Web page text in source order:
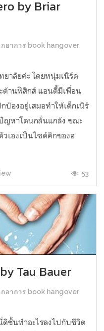
by Briar
อาการ book hangover
ยาลัยค่ะ โดยหนุ่มเนิร์ด
ด้านฟิสิกส์ แอนดี้มีเพื่อน
องอยู่เสมอทำให้เด็กเนิร์
ญหาโดนกลั่นแกล้ง ขณะ
วเองเป็นไซด์คิกของอ
53
Tau Bauer
อาการ book hangover
ดิชั้นทำอะไรลงไปกับชีวิต